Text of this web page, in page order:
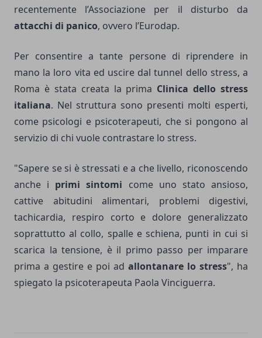
recentemente l’Associazione per il disturbo da
attacchi di panico, ovvero l’Eurodap.
Per consentire a tante persone di riprendere in
mano la loro vita ed uscire dal tunnel dello stress, a
Roma è stata creata la prima Clinica dello stress
italiana. Nel struttura sono presenti molti esperti,
come psicologi e psicoterapeuti, che si pongono al
servizio di chi vuole contrastare lo stress.
"Sapere se si è stressati e a che livello, riconoscendo
anche i primi sintomi come uno stato ansioso,
cattive abitudini alimentari, problemi digestivi,
tachicardia, respiro corto e dolore generalizzato
soprattutto al collo, spalle e schiena, punti in cui si
scarica la tensione, è il primo passo per imparare
prima a gestire e poi ad allontanare lo stress", ha
spiegato la psicoterapeuta Paola Vinciguerra.